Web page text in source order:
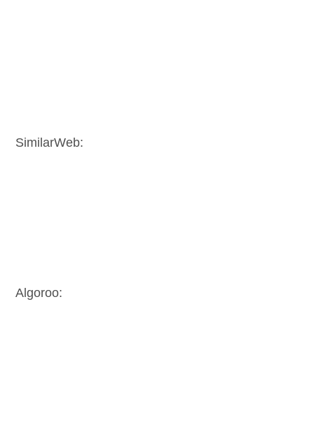
SimilarWeb:
Algoroo: